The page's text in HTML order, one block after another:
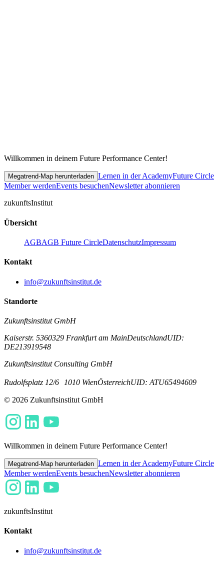
Willkommen in deinem Future Performance Center!
Megatrend-Map herunterladen Lernen in der AcademyFuture Circle
Member werdenEvents besuchenNewsletter abonnieren
zukunftsInstitut
Übersicht
AGBAGB Future CircleDatenschutzImpressum
Kontakt
info@zukunftsinstitut.de
Standorte
Zukunftsinstitut GmbH
Kaiserstr. 5360329 Frankfurt am MainDeutschlandUID:
DE213919548
Zukunftsinstitut Consulting GmbH
Rudolfsplatz 12/6 1010 WienÖsterreichUID: ATU65494609
© 2026 Zukunftsinstitut GmbH
Willkommen in deinem Future Performance Center!
Megatrend-Map herunterladen Lernen in der AcademyFuture Circle
Member werdenEvents besuchenNewsletter abonnieren
zukunftsInstitut
Kontakt
info@zukunftsinstitut.de